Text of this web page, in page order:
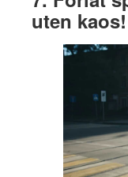
uten kaos!